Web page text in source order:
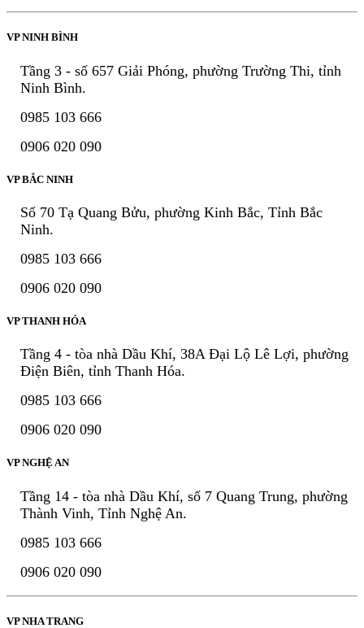
VP NINH BÌNH
Tầng 3 - số 657 Giải Phóng, phường Trường Thi, tỉnh
Ninh Bình.
0985 103 666
0906 020 090
VP BẮC NINH
Số 70 Tạ Quang Bửu, phường Kinh Bắc, Tỉnh Bắc
Ninh.
0985 103 666
0906 020 090
VP THANH HÓA
Tầng 4 - tòa nhà Dầu Khí, 38A Đại Lộ Lê Lợi, phường
Điện Biên, tỉnh Thanh Hóa.
0985 103 666
0906 020 090
VP NGHỆ AN
Tầng 14 - tòa nhà Dầu Khí, số 7 Quang Trung, phường
Thành Vinh, Tỉnh Nghệ An.
0985 103 666
0906 020 090
VP NHA TRANG